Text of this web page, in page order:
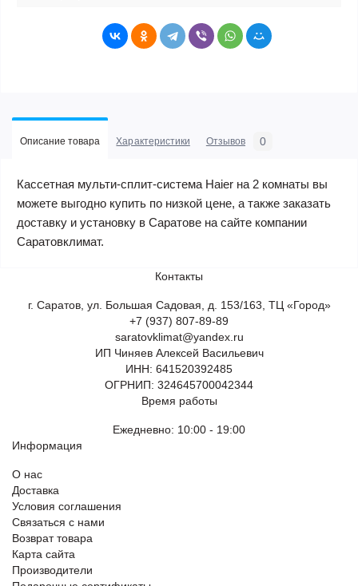
Описание товара Характеристики Отзывов 0
Кассетная мульти-сплит-система Haier на 2 комнаты вы
можете выгодно купить по низкой цене, а также заказать
доставку и установку в Саратове на сайте компании
Саратовклимат.
Контакты
г. Саратов, ул. Большая Садовая, д. 153/163, ТЦ «Город»
+7 (937) 807-89-89
saratovklimat@yandex.ru
ИП Чиняев Алексей Васильевич
ИНН: 641520392485
ОГРНИП: 324645700042344
Время работы
Ежедневно: 10:00 - 19:00
Информация
О нас
Доставка
Условия соглашения
Связаться с нами
Возврат товара
Карта сайта
Производители